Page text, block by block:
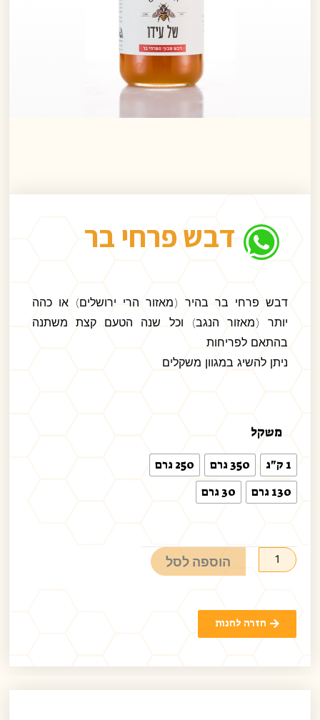
דבש פרחי בר
דבש פרחי בר בהיר (מאזור הרי ירושלים) או כהה
יותר (מאזור הנגב) וכל שנה הטעם קצת משתנה
בהתאם לפריחות
ניתן להשיג במגוון משקלים
משקל
1 ק"ג 350 גרם
250 גרם
130 גרם
30 גרם
הוספה לסל
חזרה לחנות